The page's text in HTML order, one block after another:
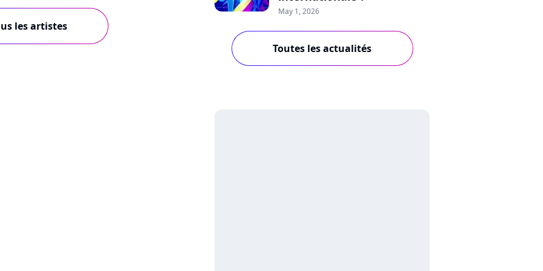
les artistes
May 1, 2026
Toutes les actualités